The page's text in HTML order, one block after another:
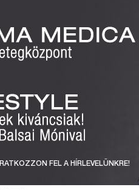
IRATKOZZON FEL A HÍRLEVELÜNKRE!